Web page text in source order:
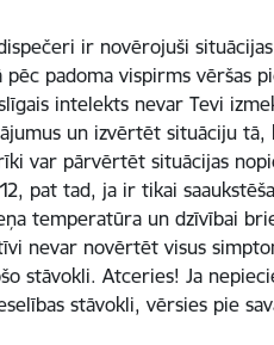
ir novērojuši
pēc padoma vispirms vēršas
intelekts nevar Tevi
un izvērtēt situāciju
var pārvērtēt situācijas
pat tad, ja ir tikai
temperatūra un dzīvībai
nevar novērtēt visus
stāvokli. Atceries! Ja
stāvokli, vērsies pie